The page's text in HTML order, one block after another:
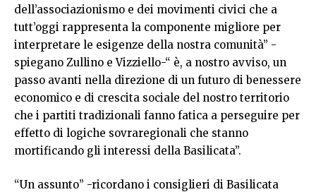
dell’associazionismo e dei movimenti civici che a
tutt’oggi rappresenta la componente migliore per
interpretare le esigenze della nostra comunità” -
spiegano Zullino e Vizziello-“ è, a nostro avviso, un
passo avanti nella direzione di un futuro di benessere
economico e di crescita sociale del nostro territorio
che i partiti tradizionali fanno fatica a perseguire per
effetto di logiche sovraregionali che stanno
mortificando gli interessi della Basilicata”.
“Un assunto” -ricordano i consiglieri di Basilicata